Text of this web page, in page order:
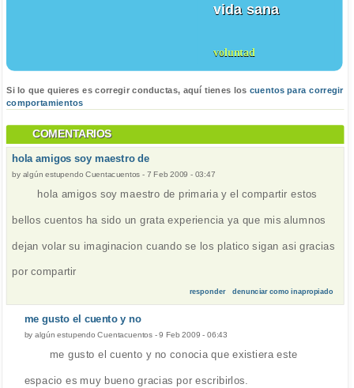
vida sana
voluntad
Si lo que quieres es corregir conductas, aquí tienes los cuentos para corregir
comportamientos
COMENTARIOS
hola amigos soy maestro de
by algún estupendo Cuentacuentos - 7 Feb 2009 - 03:47
hola amigos soy maestro de primaria y el compartir estos
bellos cuentos ha sido un grata experiencia ya que mis alumnos
dejan volar su imaginacion cuando se los platico sigan asi gracias
por compartir
responder denunciar como inapropiado
me gusto el cuento y no
byalgún estupendo Cuentacuentos -9 Feb 2009 - 06:43
me gusto el cuento y no conocia que existiera este
espacio es muy bueno gracias por escribirlos.